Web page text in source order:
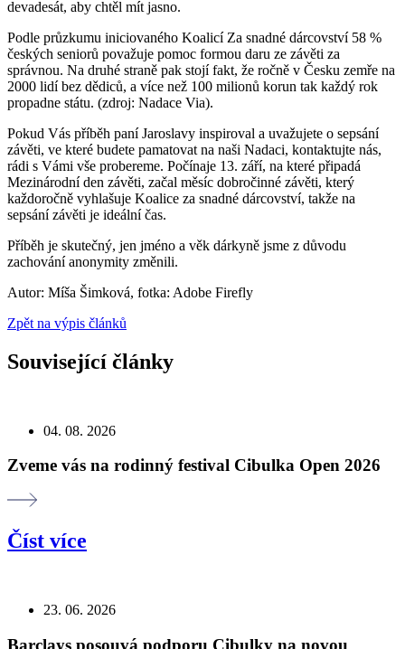
devadesát, aby chtěl mít jasno.
Podle průzkumu iniciovaného Koalicí Za snadné dárcovství 58 %
českých seniorů považuje pomoc formou daru ze závěti za
správnou. Na druhé straně pak stojí fakt, že ročně v Česku zemře na
2000 lidí bez dědiců, a více než 100 milionů korun tak každý rok
propadne státu. (zdroj: Nadace Via).
Pokud Vás příběh paní Jaroslavy inspiroval a uvažujete o sepsání
závěti, ve které budete pamatovat na naši Nadaci, kontaktujte nás,
rádi s Vámi vše probereme. Počínaje 13. září, na které připadá
Mezinárodní den závěti, začal měsíc dobročinné závěti, který
každoročně vyhlašuje Koalice za snadné dárcovství, takže na
sepsání závěti je ideální čas.
Příběh je skutečný, jen jméno a věk dárkyně jsme z důvodu
zachování anonymity změnili.
Autor: Míša Šimková, fotka: Adobe Firefly
Zpět na výpis článků
Související články
04. 08. 2026
Zveme vás na rodinný festival Cibulka Open 2026
Číst více
23. 06. 2026
Barclays posouvá podporu Cibulky na novou